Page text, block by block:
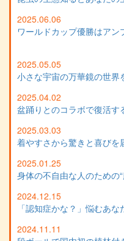
2025.06.06
ワールドカップ優勝はアン
2025.05.05
小さな宇宙の万華鏡の世界
2025.04.02
盆踊りとのコラボで復活す
2025.03.03
着やすさから驚きと喜びを
2025.01.25
身体の不自由な人のための
2024.12.15
「認知症かな？」悩むあ
2024.11.11